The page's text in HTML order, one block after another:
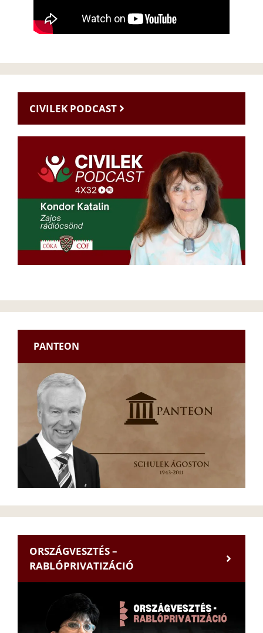
CIVILEK PODCAST
PANTEON
ORSZÁGVESZTÉS –
RABLÓPRIVATIZÁCIÓ